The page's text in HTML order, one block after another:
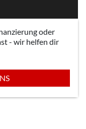
oder
- wir helfen dir